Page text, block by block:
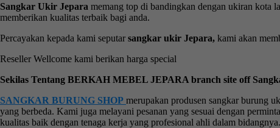
Sangkar Ukir Jepara memang top di bandingkan dengan ukiran kota
memberikan kualitas terbaik bagi anda.
Percayakan kepada kami seputar sangkar ukir Jepara, kami akan
Reseller Wellcome kami berikan harga special
Sekilas Tentang BERKAH MEBEL JEPARA branch site off
SANGKAR BURUNG SHOP merupakan produsen sangkar burung
yang berbeda. Kami juga melayani pesanan yang sesuai dengan
kualitas baik dengan tenaga kerja yang profesional ahli dalam